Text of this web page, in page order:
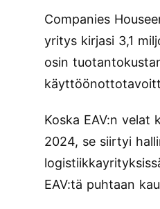
Companies
yritys kirjasi 3,1
osin
Koska EAV:n velat
2024, se siirtyi
EAV:tä puhtaan